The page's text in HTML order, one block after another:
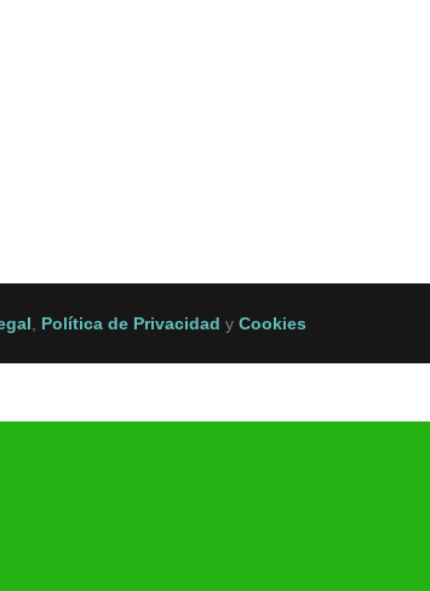
Política de Privacidad y Cookies